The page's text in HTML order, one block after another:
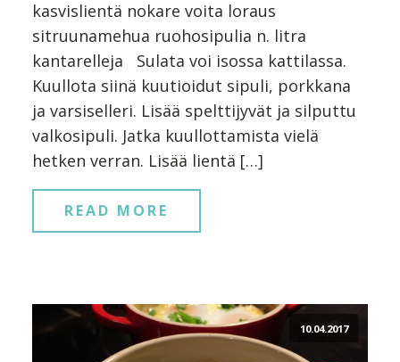
kasvislientä nokare voita loraus
sitruunamehua ruohosipulia n. litra
kantarelleja Sulata voi isossa kattilassa.
Kuullota siinä kuutioidut sipuli, porkkana
ja varsiselleri. Lisää spelttijyvät ja silputtu
valkosipuli. Jatka kuullottamista vielä
hetken verran. Lisää lientä […]
READ MORE
10.04.2017